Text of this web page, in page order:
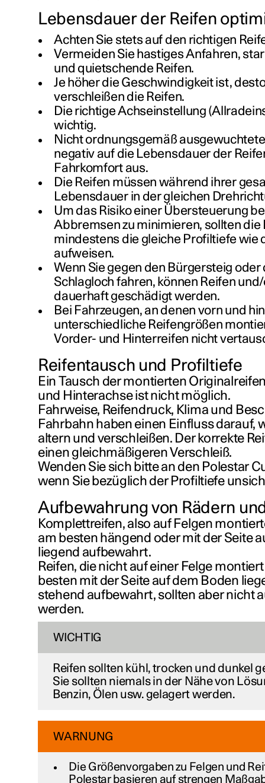
Lebensdauer der Reifen
Achten Sie stets auf den richtigen
Vermeiden Sie hastiges Anfahren,
und quietschende Reifen.
Je höher die Geschwindigkeit ist,
verschleißen die Reifen.
Die richtige Achseinstellung
wichtig.
Nicht ordnungsgemäß
negativ auf die Lebensdauer der
Fahrkomfort aus.
Die Reifen müssen während ihrer
Lebensdauer in der gleichen
Um das Risiko einer Übersteuerung
Abbremsen zu minimieren, sollten die
mindestens die gleiche Profiltiefe wie
aufweisen.
Wenn Sie gegen den Bürgersteig
Schlagloch fahren, können Reifen
dauerhaft geschädigt werden.
Bei Fahrzeugen, an denen vorn und
unterschiedliche Reifengrößen
Vorder- und Hinterreifen nicht
Reifentausch und Profiltiefe
Ein Tausch der montierten
und Hinterachse ist nicht möglich.
Fahrweise, Reifendruck, Klima und
Fahrbahn haben einen Einfluss darauf,
altern und verschleißen. Der korrekte
einen gleichmäßigeren Verschleiß.
Wenden Sie sich bitte an den Polestar
wenn Sie bezüglich der Profiltiefe
Aufbewahrung von Rädern
Komplettreifen, also auf Felgen
am besten hängend oder mit der Seite
liegend aufbewahrt.
Reifen, die nicht auf einer Felge
besten mit der Seite auf dem Boden
stehend aufbewahrt, sollten aber nicht
werden.
WICHTIG
Reifen sollten kühl, trocken und dunkel
Sie sollten niemals in der Nähe von
Benzin, Ölen usw. gelagert werden.
WARNUNG
Die Größenvorgaben zu Felgen und
Polestar basieren auf strengen